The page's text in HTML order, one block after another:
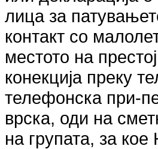
лица за
контакт со
местото на
конекција преку
телефонска при-
врска, оди на
на групата, за